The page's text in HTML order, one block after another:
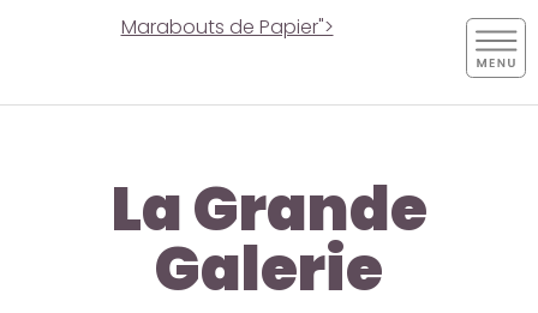
Marabouts de Papier">
La Grande
Galerie